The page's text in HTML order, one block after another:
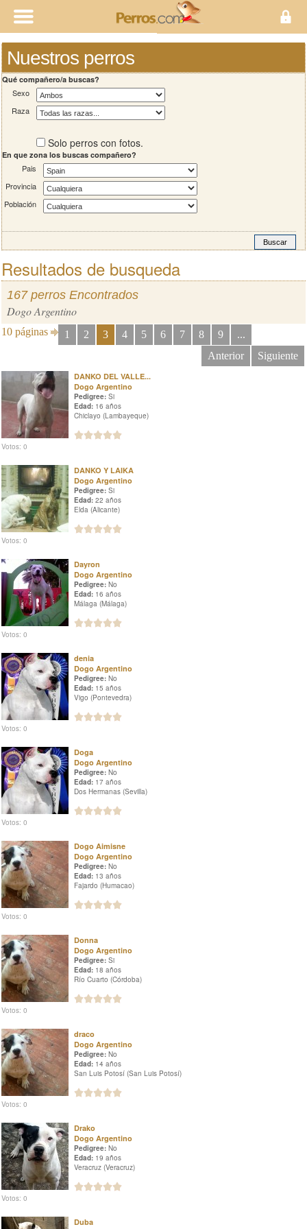
Nuestros perros
Qué compañero/a buscas?
Sexo
Raza
Solo perros con fotos.
En que zona los buscas compañero?
Pais
Provincia
Población
Resultados de busqueda
167 perros Encontrados
Dogo Argentino
10 páginas 1 2 3 4 5 6 7 8 9
...
Anterior
Siguiente
DANKO DEL VALLE...
Dogo Argentino
Pedigree: Si
Edad: 16 años
Chiclayo (Lambayeque)
Votos: 0
DANKO Y LAIKA
Dogo Argentino
Pedigree: Si
Edad: 22 años
Elda (Alicante)
Votos: 0
Dayron
Dogo Argentino
Pedigree: No
Edad: 16 años
Málaga (Málaga)
Votos: 0
denia
Dogo Argentino
Pedigree: No
Edad: 15 años
Vigo (Pontevedra)
Votos: 0
Doga
Dogo Argentino
Pedigree: No
Edad: 17 años
Dos Hermanas (Sevilla)
Votos: 0
Dogo Aimisne
Dogo Argentino
Pedigree: No
Edad: 13 años
Fajardo (Humacao)
Votos: 0
Donna
Dogo Argentino
Pedigree: Si
Edad: 18 años
Río Cuarto (Córdoba)
Votos: 0
draco
Dogo Argentino
Pedigree: No
Edad: 14 años
San Luis Potosí (San Luis Potosí)
Votos: 0
Drako
Dogo Argentino
Pedigree: No
Edad: 19 años
Veracruz (Veracruz)
Votos: 0
Duba